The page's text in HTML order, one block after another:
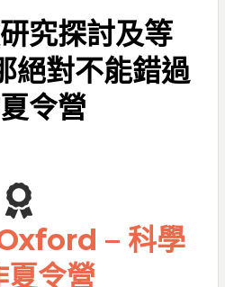
究探討及等
絕對不能錯過
令營
– 科學
夏令營